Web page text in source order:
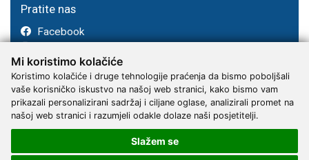
Mi koristimo kolačiće
Koristimo kolačiće i druge tehnologije praćenja da bismo poboljšali
vaše korisničko iskustvo na našoj web stranici, kako bismo vam
prikazali personalizirani sadržaj i ciljane oglase, analizirali promet na
našoj web stranici i razumjeli odakle dolaze naši posjetitelji.
Slažem se
Pratite nas
Facebook
Youtube
2017 - 2026 © Kvantum-tim d.o.o.